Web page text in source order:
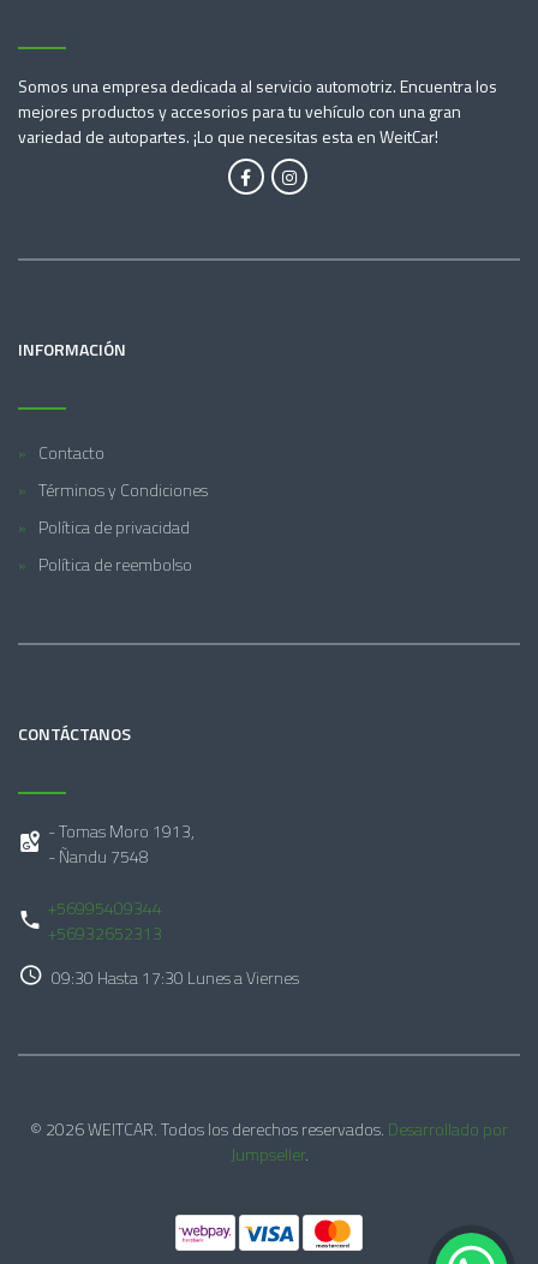
Somos una empresa dedicada al servicio automotriz. Encuentra los
mejores productos y accesorios para tu vehículo con una gran
variedad de autopartes. ¡Lo que necesitas esta en WeitCar!
INFORMACIÓN
Contacto
Términos y Condiciones
Política de privacidad
Política de reembolso
CONTÁCTANOS
- Tomas Moro 1913,
- Ñandu 7548
+56995409344
+56932652313
09:30 Hasta 17:30 Lunes a Viernes
© 2026 WEITCAR. Todos los derechos reservados. Desarrollado por
Jumpseller.